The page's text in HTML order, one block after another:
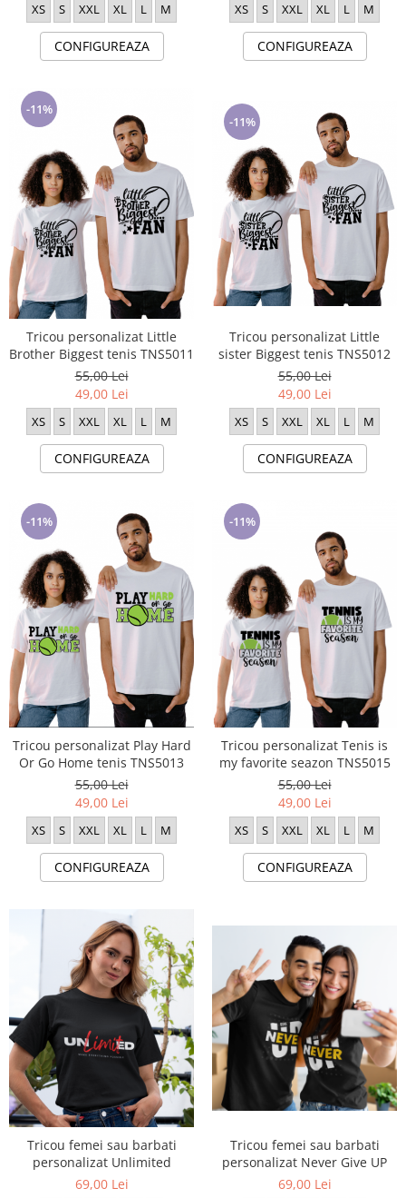
XS S XXL XL L M
CONFIGUREAZA
XS S XXL XL L M
CONFIGUREAZA
-11%
Tricou personalizat Little
Brother Biggest tenis TNS5011
55,00 Lei
49,00 Lei
XS S XXL XL L M
CONFIGUREAZA
-11%
Tricou personalizat Little
sister Biggest tenis TNS5012
55,00 Lei
49,00 Lei
XS S XXL XL L M
CONFIGUREAZA
-11%
Tricou personalizat Play Hard
Or Go Home tenis TNS5013
55,00 Lei
49,00 Lei
XS S XXL XL L M
CONFIGUREAZA
-11%
Tricou personalizat Tenis is
my favorite seazon TNS5015
55,00 Lei
49,00 Lei
XS S XXL XL L M
CONFIGUREAZA
Tricou femei sau barbati
personalizat Unlimited
69,00 Lei
Tricou femei sau barbati
personalizat Never Give UP
69,00 Lei